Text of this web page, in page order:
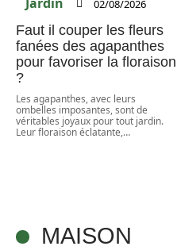
02/08/2026
Faut il couper les fleurs
fanées des agapanthes
pour favoriser la floraison
?
Les agapanthes, avec leurs
ombelles imposantes, sont de
véritables joyaux pour tout jardin.
Leur floraison éclatante,…
MAISON